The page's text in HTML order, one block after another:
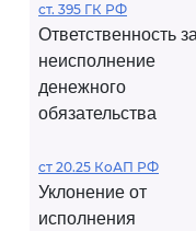
ст. 395 ГК РФ
Ответственность за
неисполнение
денежного
обязательства
ст 20.25 КоАП РФ
Уклонение от
исполнения